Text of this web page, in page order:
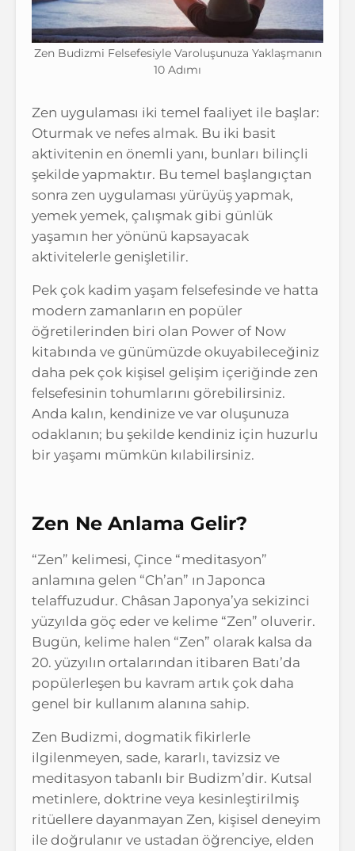
Zen Budizmi Felsefesiyle Varoluşunuza Yaklaşmanın
10 Adımı
Zen uygulaması iki temel faaliyet ile başlar:
Oturmak ve nefes almak. Bu iki basit
aktivitenin en önemli yanı, bunları bilinçli
şekilde yapmaktır. Bu temel başlangıçtan
sonra zen uygulaması yürüyüş yapmak,
yemek yemek, çalışmak gibi günlük
yaşamın her yönünü kapsayacak
aktivitelerle genişletilir.
Pek çok kadim yaşam felsefesinde ve hatta
modern zamanların en popüler
öğretilerinden biri olan Power of Now
kitabında ve günümüzde okuyabileceğiniz
daha pek çok kişisel gelişim içeriğinde zen
felsefesinin tohumlarını görebilirsiniz.
Anda kalın, kendinize ve var oluşunuza
odaklanın; bu şekilde kendiniz için huzurlu
bir yaşamı mümkün kılabilirsiniz.
Zen Ne Anlama Gelir?
“Zen” kelimesi, Çince “meditasyon”
anlamına gelen “Ch’an” ın Japonca
telaffuzudur. Châsan Japonya’ya sekizinci
yüzyılda göç eder ve kelime “Zen” oluverir.
Bugün, kelime halen “Zen” olarak kalsa da
20. yüzyılın ortalarından itibaren Batı’da
popülerleşen bu kavram artık çok daha
genel bir kullanım alanına sahip.
Zen Budizmi, dogmatik fikirlerle
ilgilenmeyen, sade, kararlı, tavizsiz ve
meditasyon tabanlı bir Budizm’dir. Kutsal
metinlere, doktrine veya kesinleştirilmiş
ritüellere dayanmayan Zen, kişisel deneyim
ile doğrulanır ve ustadan öğrenciye, elden